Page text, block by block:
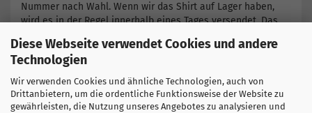
Diese Webseite verwendet Cookies und andere
Technologien
Wir verwenden Cookies und ähnliche Technologien, auch von
Drittanbietern, um die ordentliche Funktionsweise der Website zu
gewährleisten, die Nutzung unseres Angebotes zu analysieren und
Nummer nach Wahl. Wenn wir das Shirt auf Lager haben,
wird es in der Regel innerhalb eines Tages versendet. Das
Lieferung.
Spezielles Fussball Geschenk -
Ein Fussball Trikot ist auch als Geschenk sehr gut geeignet.
Lass einfach das Alter bzw. Geburtsjahr und den Namen des
Geburtstagskindes aufdrucken. Das macht das Trikot zu